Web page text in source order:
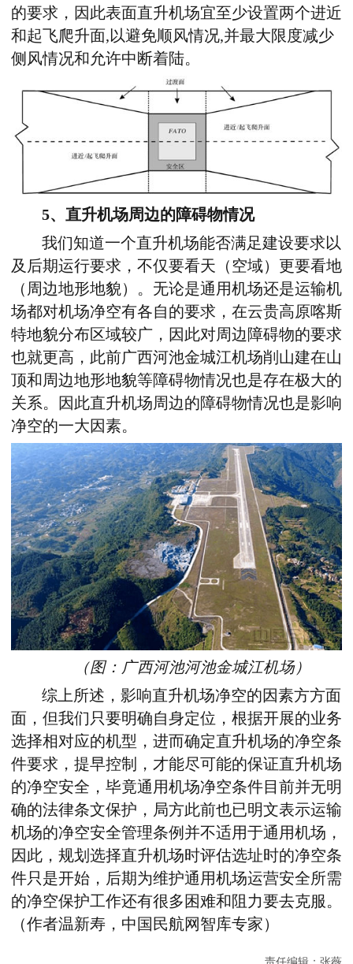
的要求，因此表面直升机场宜至少设置两个进近
和起飞爬升面,以避免顺风情况,并最大限度减少
侧风情况和允许中断着陆。
5、直升机场周边的障碍物情况
我们知道一个直升机场能否满足建设要求以
及后期运行要求，不仅要看天（空域）更要看地
（周边地形地貌）。无论是通用机场还是运输机
场都对机场净空有各自的要求，在云贵高原喀斯
特地貌分布区域较广，因此对周边障碍物的要求
也就更高，此前广西河池金城江机场削山建在山
顶和周边地形地貌等障碍物情况也是存在极大的
关系。因此直升机场周边的障碍物情况也是影响
净空的一大因素。
（图：广西河池河池金城江机场）
综上所述，影响直升机场净空的因素方方面
面，但我们只要明确自身定位，根据开展的业务
选择相对应的机型，进而确定直升机场的净空条
件要求，提早控制，才能尽可能的保证直升机场
的净空安全，毕竟通用机场净空条件目前并无明
确的法律条文保护，局方此前也已明文表示运输
机场的净空安全管理条例并不适用于通用机场，
因此，规划选择直升机场时评估选址时的净空条
件只是开始，后期为维护通用机场运营安全所需
的净空保护工作还有很多困难和阻力要去克服。
（作者温新寿，中国民航网智库专家）